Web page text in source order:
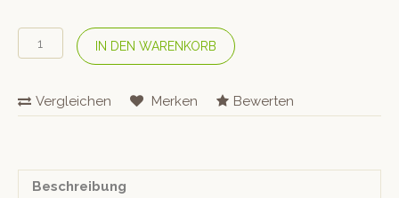
DORMIENTE
Naturmatratze
Basic
«Z7
IN DEN WARENKORB
Vergleichen Merken Bewerten
Beschreibung